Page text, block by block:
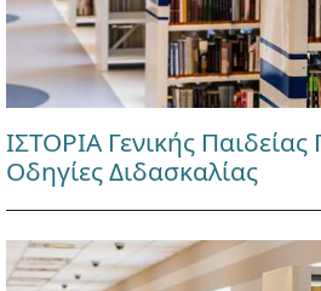
ΙΣΤΟΡΙΑ Γενικής Παιδείας
Οδηγίες Διδασκαλίας